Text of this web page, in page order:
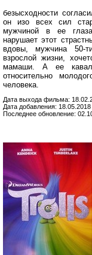
безысходности
он изо всех сил
мужчиной в ее
нарушает этот
вдовы, мужчина 50-
взрослой жизни,
мамаши. А ее
относительно
человека.
Дата выхода фильма:
Дата добавления: 18.05.2018
Последнее обновление: